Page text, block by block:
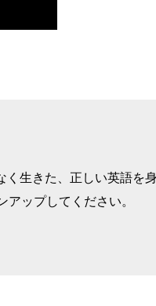
生きた、正しい英語を
ップしてください。